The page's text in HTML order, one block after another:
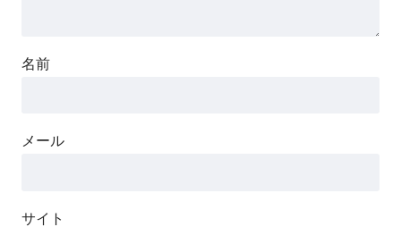
名前
メール
サイト